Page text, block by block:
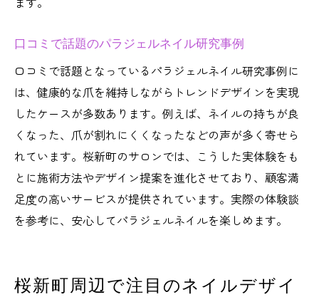
口コミで話題のパラジェルネイル研究事例
口コミで話題となっているパラジェルネイル研究事例に
は、健康的な爪を維持しながらトレンドデザインを実現
したケースが多数あります。例えば、ネイルの持ちが良
くなった、爪が割れにくくなったなどの声が多く寄せら
れています。桜新町のサロンでは、こうした実体験をも
とに施術方法やデザイン提案を進化させており、顧客満
足度の高いサービスが提供されています。実際の体験談
を参考に、安心してパラジェルネイルを楽しめます。
桜新町周辺で注目のネイルデザイ